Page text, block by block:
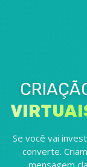
Se você vai
converte.
mensagem